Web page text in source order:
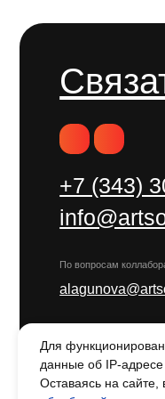
г.
53,
ООО «Адиджитал» —
Для
данные об IP-адресе
Оставаясь на сайте,